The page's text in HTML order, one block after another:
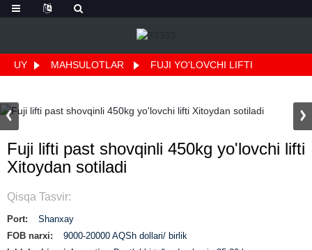
UY MAHSULOTLAR FUJI YO'LOVCHI LIFTI
Fuji lifti past shovqinli 450kg yo'lovchi lifti
Xitoydan sotiladi
Qisqa Tasvir:
Port:
Shanxay
FOB narxi:
9000-20000 AQSh dollari/ birlik